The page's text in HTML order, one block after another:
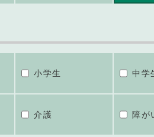
小学生 中学
介護 障が